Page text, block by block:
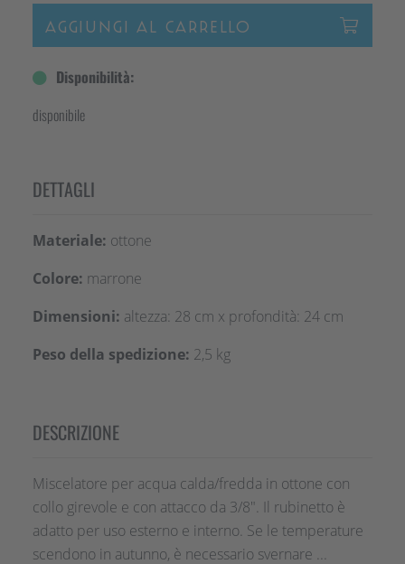
DETTAGLI
Materiale: ottone
Colore: marrone
Dimensioni: altezza: 28 cm x profondità: 24 cm
Peso della spedizione: 2,5 kg
DESCRIZIONE
Miscelatore per acqua calda/fredda in ottone con
collo girevole e con attacco da 3/8". Il rubinetto è
adatto per uso esterno e interno. Se le temperature
scendono in autunno, è necessario svernare ...
AGGIUNGI AL CARRELLO
Disponibilità:
disponibile